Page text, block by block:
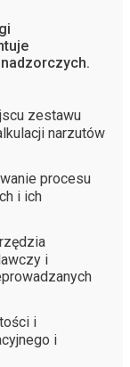
zestawu
narzutów
procesu
i ich
i
i
i